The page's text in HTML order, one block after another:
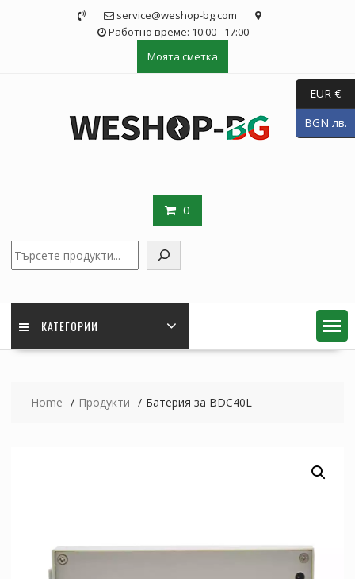
service@weshop-bg.com
Работно време: 10:00 - 17:00
Моята сметка
0
КАТЕГОРИИ
Home Продукти Батерия за BDC40L
EUR €
BGN лв.